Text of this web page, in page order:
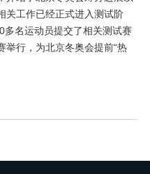
关工作已经正式进入测试阶
名运动员提交了相关测试赛
举行，为北京冬奥会提前“热